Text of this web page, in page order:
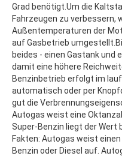
Grad benötigt.Um die
Fahrzeugen zu verbessern,
Außentemperaturen der
auf Gasbetrieb
beides - einen Gastank und
damit eine höhere
Benzinbetrieb erfolgt im
automatisch oder per
gut die
Autogas weist eine
Super-Benzin liegt der Wert
Fakten: Autogas weist
Benzin oder Diesel auf.